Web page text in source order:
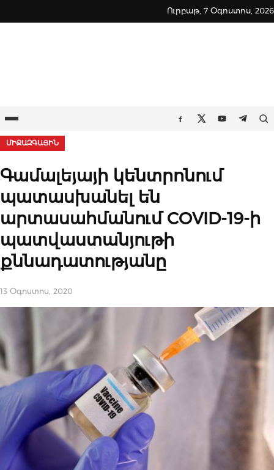
to
Ուրբաթ, 7 Օգոստոս, 2026
Ընտրացանկ Facebook
TwitterYoutube
ՄԻՋԱԶԳԱՅԻՆ
Գամալեյայի կենտրոնում
պատասխանել են
արտասահմանում COVID-19-ի
պատվաստանյութի
քննադատությանը
13 Օգոստոս, 2020